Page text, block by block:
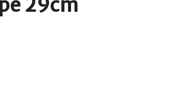
29cm